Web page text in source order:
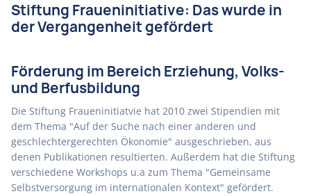
Stiftung Fraueninitiative: Das wurde in
der Vergangenheit gefördert
Förderung im Bereich Erziehung, Volks-
und Berfusbildung
Die Stiftung Fraueninitiatvie hat 2010 zwei Stipendien mit
dem Thema "Auf der Suche nach einer anderen und
geschlechtergerechten Ökonomie" ausgeschrieben, aus
denen Publikationen resultierten. Außerdem hat die Stiftung
verschiedene Workshops u.a zum Thema "Gemeinsame
Selbstversorgung im internationalen Kontext" gefördert.